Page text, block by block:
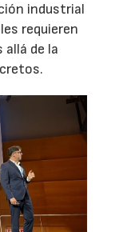
industrial
requieren
allá de la